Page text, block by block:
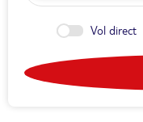
Vol direct